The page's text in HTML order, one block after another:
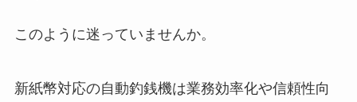
このように迷っていませんか。
新紙幣対応の自動釣銭機は業務効率化や信頼性向